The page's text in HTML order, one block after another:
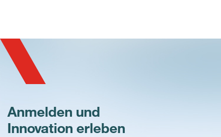
Anmelden und
Innovation erleben